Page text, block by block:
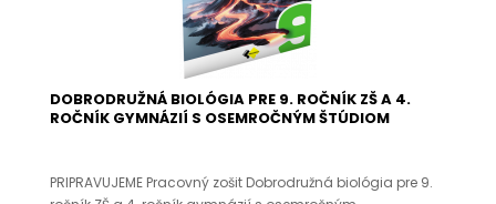
DOBRODRUŽNÁ BIOLÓGIA PRE 9. ROČNÍK ZŠ A 4.
ROČNÍK GYMNÁZIÍ S OSEMROČNÝM ŠTÚDIOM
PRIPRAVUJEME Pracovný zošit Dobrodružná biológia pre 9.